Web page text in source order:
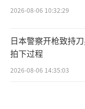
2026-08-06 10:32:29
日本警察开枪致持
拍下过程
2026-08-06 14:35:03